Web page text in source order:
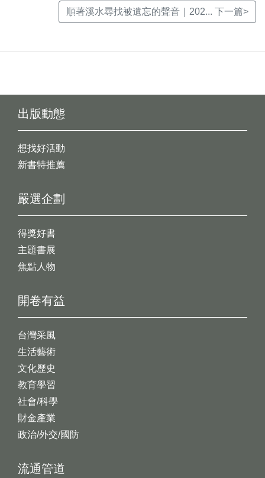
順著溪水尋找被遺忘的聲音｜202... 下一篇>
出版動態
想找好活動
新書特推薦
開卷有益
台灣采風
生活藝術
文化歷史
教育學習
社會/科學
財金產業
政治/外交/國防
嚴選企劃
得獎好書
主題書展
焦點人物
流通管道